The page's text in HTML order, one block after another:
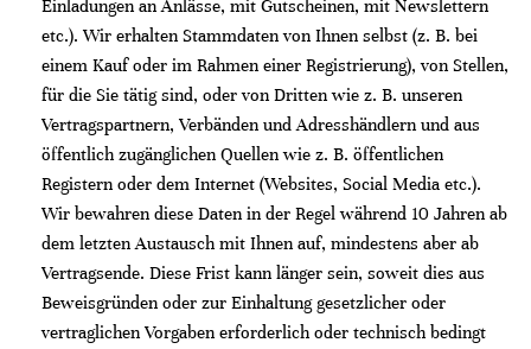
Einladungen an Anlässe, mit Gutscheinen, mit Newslettern
etc.). Wir erhalten Stammdaten von Ihnen selbst (z. B. bei
einem Kauf oder im Rahmen einer Registrierung), von Stellen,
für die Sie tätig sind, oder von Dritten wie z. B. unseren
Vertragspartnern, Verbänden und Adresshändlern und aus
öffentlich zugänglichen Quellen wie z. B. öffentlichen
Registern oder dem Internet (Websites, Social Media etc.).
Wir bewahren diese Daten in der Regel während 10 Jahren ab
dem letzten Austausch mit Ihnen auf, mindestens aber ab
Vertragsende. Diese Frist kann länger sein, soweit dies aus
Beweisgründen oder zur Einhaltung gesetzlicher oder
vertraglichen Vorgaben erforderlich oder technisch bedingt